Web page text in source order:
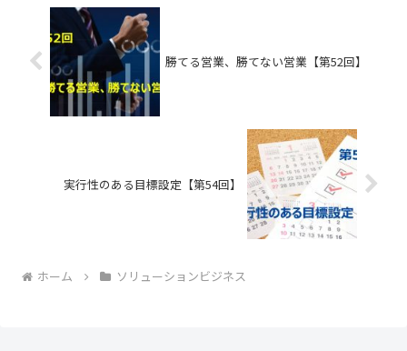
勝てる営業、勝てない営業【第52回】
実行性のある目標設定【第54回】
ホーム ソリューションビジネス